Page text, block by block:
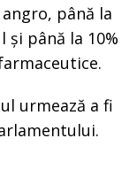
până la
și până la 10%
urmează a fi